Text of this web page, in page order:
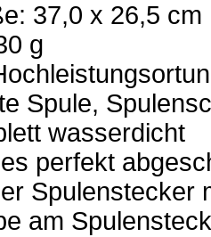
37,0 x 26,5 cm
g
Spule,
wasserdicht
perfekt
Spulenstecker
am